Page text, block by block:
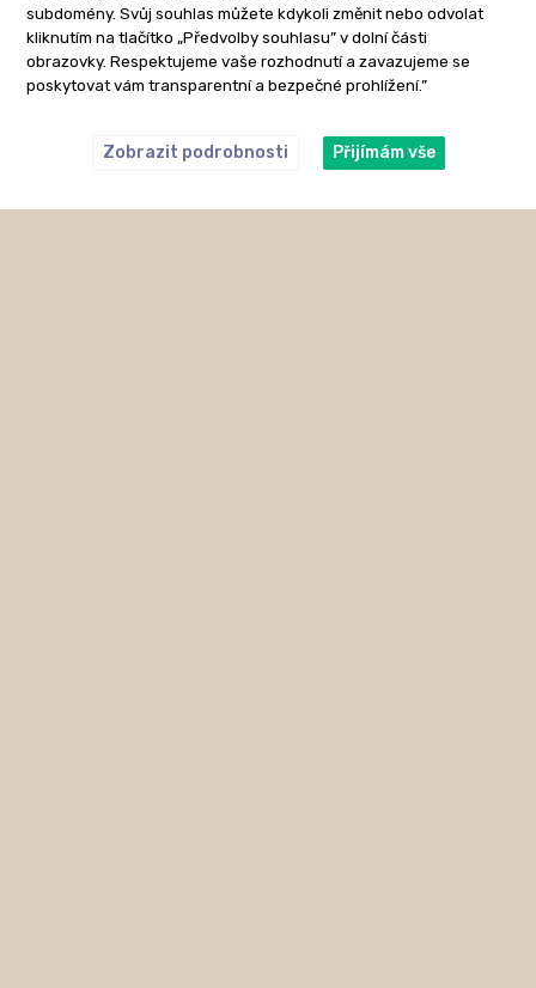
subdomény. Svůj souhlas můžete kdykoli změnit nebo odvolat
kliknutím na tlačítko „Předvolby souhlasu” v dolní části
obrazovky. Respektujeme vaše rozhodnutí a zavazujeme se
poskytovat vám transparentní a bezpečné prohlížení.”
Zobrazit podrobnosti Přijímám vše